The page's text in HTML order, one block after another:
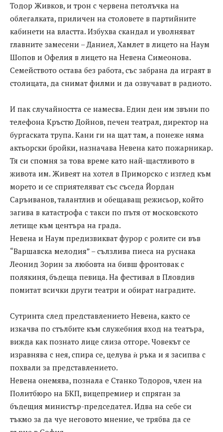
Тодор Живков, и трон с червена петолъчка на
облегалката, приличен на столовете в партийните
кабинети на властта. Избухва скандал и уволняват
главните замесени – Даниел, Хамлет в лицето на Наум
Шопов и Офелия в лицето на Невена Симеонова.
Семейството остава без работа, със забрана да играят в
столицата, да снимат филми и да озвучават в радиото.
И пак случайността се намесва. Един ден им звъни по
телефона Кръстю Дойнов, печен театрал, директор на
бургаската трупа. Кани ги на щат там, а понеже няма
актьорски бройки, назначава Невена като пожарникар.
Тя си спомня за това време като най-щастливото в
живота им. Живеят на хотел в Приморско с изглед към
морето и се сприятеляват със съседа Йордан
Саръиванов, талантлив и обещаващ режисьор, който
загива в катастрофа с такси по пътя от московското
летище към центъра на града.
Невена и Наум предизвикват фурор с ролите си във
“Варшавска мелодия” – сълзлива пиеса на руснака
Леонид Зорин за любовта на бивш фронтовак с
полякиня, бъдеща певица. На фестивал в Пловдив
помитат всички други театри и обират наградите.
Сутринта след представлението Невена, както се
изкачва по стълбите към служебния вход на театъра,
вижда как познато лице слиза отгоре. Човекът се
изравнява с нея, спира се, целува ѝ ръка и я засипва с
похвали за представлението.
Невена онемява, познала е Станко Тодоров, член на
Политбюро на БКП, вицепремиер и спряган за
бъдещия министър-председател. Идва на себе си
тъкмо за да чуе неговото мнение, че трябва да се